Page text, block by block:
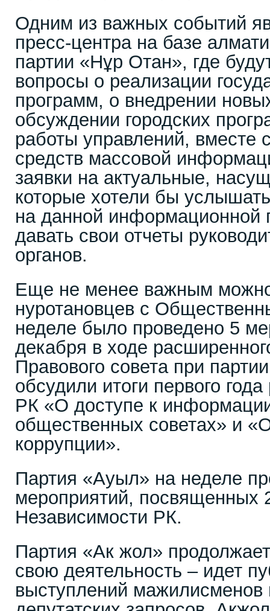
Одним из важных событий
пресс-центра на базе
партии «Нұр Отан», где
вопросы о реализации
программ, о внедрении
обсуждении городских
работы управлений, вместе
средств массовой
заявки на актуальные,
которые хотели бы
на данной информационной
давать свои отчеты
органов.
Еще не менее важным
нуротановцев с
неделе было проведено 5
декабря в ходе
Правового совета при
обсудили итоги первого
РК «О доступе к
общественных советах» и
коррупции».
Партия «Ауыл» на неделе
мероприятий, посвященных
Независимости РК.
Партия «Ак жол»
свою деятельность – идет
выступлений мажилисменов